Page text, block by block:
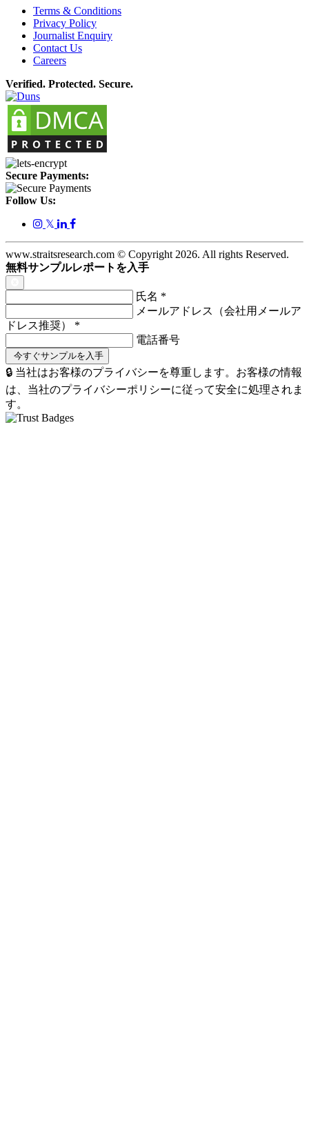
Terms & Conditions
Privacy Policy
Journalist Enquiry
Contact Us
Careers
Verified. Protected. Secure.
Secure Payments:
Follow Us:
𝕏
www.straitsresearch.com © Copyright 2026. All rights Reserved.
無料サンプルレポートを入手
氏名 *
メールアドレス（会社用メールア
ドレス推奨） *
電話番号
🔒 当社はお客様のプライバシーを尊重します。お客様の情報
は、当社のプライバシーポリシーに従って安全に処理されま
す。